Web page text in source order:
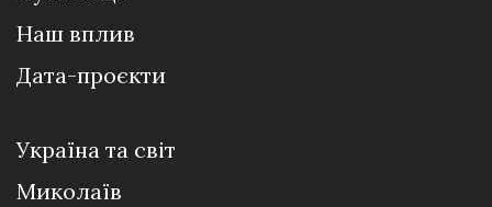
Наш вплив
Дата-проєкти
Україна та світ
Миколаїв